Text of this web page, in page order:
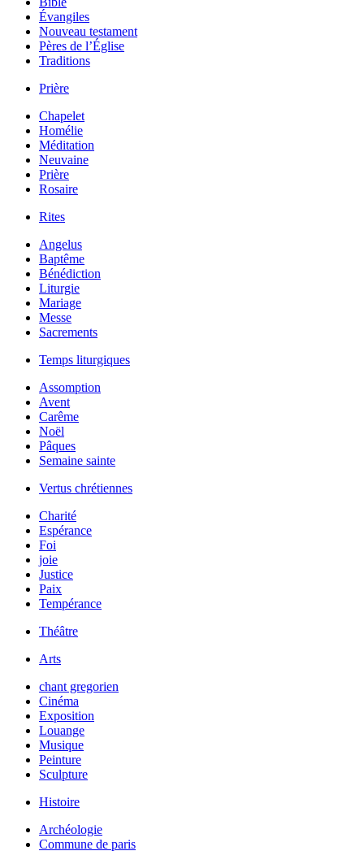
Évangiles
Nouveau testament
Pères de l’Église
Traditions
Prière
Chapelet
Homélie
Méditation
Neuvaine
Prière
Rosaire
Rites
Angelus
Baptême
Bénédiction
Liturgie
Mariage
Messe
Sacrements
Temps liturgiques
Assomption
Avent
Carême
Noël
Pâques
Semaine sainte
Vertus chrétiennes
Charité
Espérance
Foi
joie
Justice
Paix
Tempérance
Théâtre
Arts
chant gregorien
Cinéma
Exposition
Louange
Musique
Peinture
Sculpture
Histoire
Archéologie
Commune de paris